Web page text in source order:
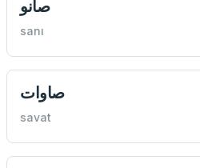
صانو
sanı
صاوات
savat